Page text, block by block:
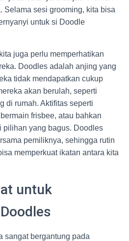
Selama sesi grooming, kita bisa
untuk si Doodle
juga perlu memperhatikan
Doodles adalah anjing yang
tidak mendapatkan cukup
akan berulah, seperti
di rumah. Aktifitas seperti
frisbee, atau bahkan
pilihan yang bagus. Doodles
pemiliknya, sehingga rutin
memperkuat ikatan antara kita
untuk
sangat bergantung pada